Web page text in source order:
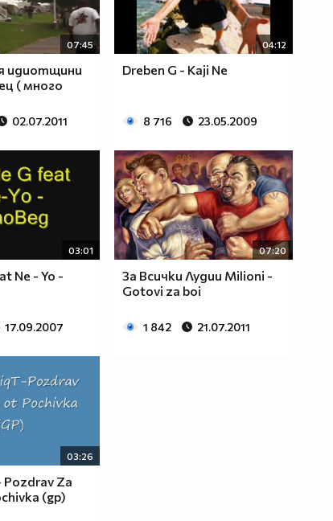
07:45
идиотщини
( много
02.07.2011
04:12
Dreben G - Kaji Ne
8 716 23.05.2009
03:01
Ne - Yo -
17.09.2007
07:20
За Всички Лудии Milioni -
Gotovi za boi
1 842 21.07.2011
03:26
Za
(gp)